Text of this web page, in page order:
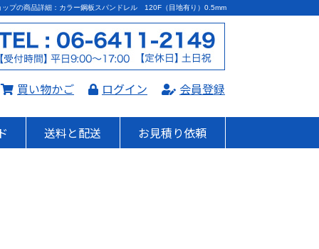
ップの商品詳細：カラー鋼板スパンドレル 120F（目地有り）0.5mm
買い物かご ログイン 会員登録
送料と配送 お見積り依頼